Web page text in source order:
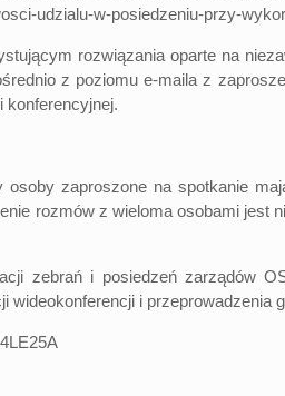
udzialu-w-posiedzeniu-przy-
rozwiązania oparte na
z poziomu e-maila z
konferencyjnej.
zaproszone na spotkanie
rozmów z wieloma osobami
zebrań i posiedzeń zarządów
i przeprowadzenia